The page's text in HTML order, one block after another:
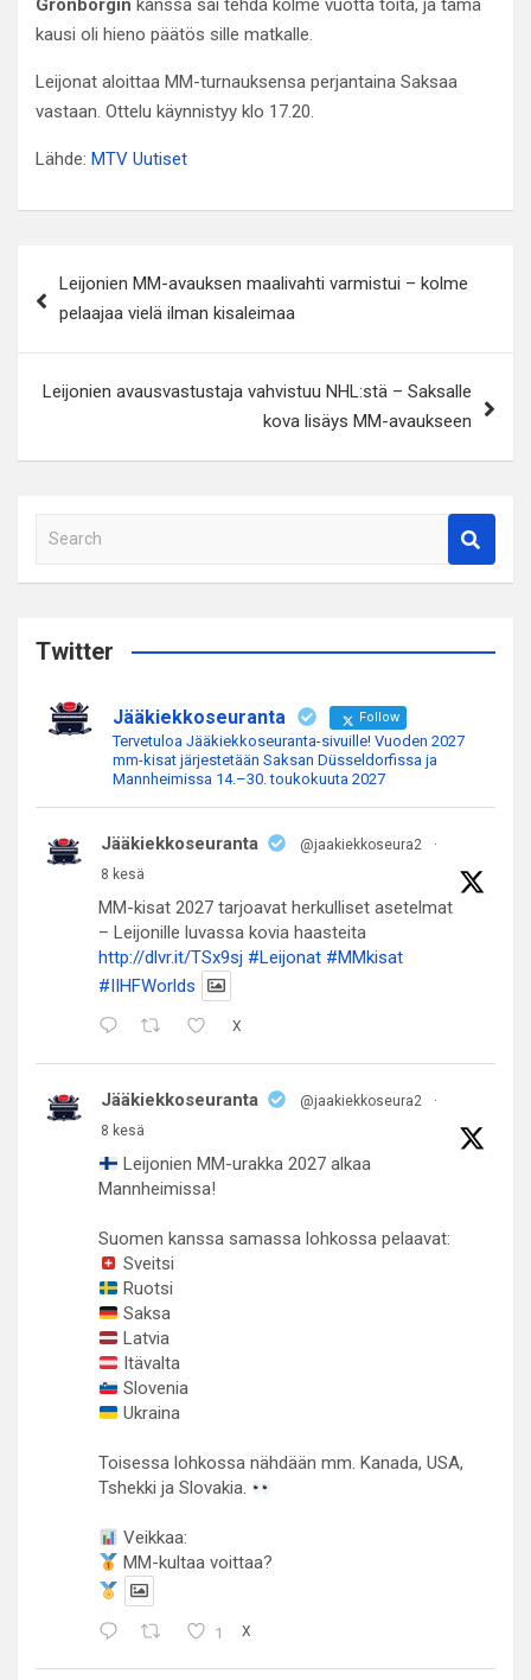
Grönborgin kanssa sai tehdä kolme vuotta töitä, ja tämä
kausi oli hieno päätös sille matkalle.
Leijonat aloittaa MM-turnauksensa perjantaina Saksaa
vastaan. Ottelu käynnistyy klo 17.20.
Lähde: MTV Uutiset
selaus
Leijonien MM-avauksen maalivahti varmistui – kolme
pelaajaa vielä ilman kisaleimaa
Leijonien avausvastustaja vahvistuu NHL:stä – Saksalle
kova lisäys MM-avaukseen
a
c
Twitter
Jääkiekkoseuranta Follow
Tervetuloa Jääkiekkoseuranta-sivuille! Vuoden 2027
mm-kisat järjestetään Saksan Düsseldorfissa ja
Mannheimissa 14.–30. toukokuuta 2027
Jääkiekkoseuranta @jaakiekkoseura2
·
8 kesä
MM-kisat 2027 tarjoavat herkulliset asetelmat
– Leijonille luvassa kovia haasteita
http://dlvr.it/TSx9sj #Leijonat #MMkisat
#IIHFWorlds
X
Jääkiekkoseuranta @jaakiekkoseura2
·
8 kesä
Leijonien MM-urakka 2027 alkaa
Mannheimissa!
Suomen kanssa samassa lohkossa pelaavat:
Sveitsi
Ruotsi
Saksa
Latvia
Itävalta
Slovenia
Ukraina
Toisessa lohkossa nähdään mm. Kanada, USA,
Tshekki ja Slovakia.
Veikkaa:
MM-kultaa voittaa?
1 X